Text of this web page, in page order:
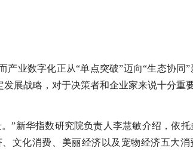
业数字化正从“单点突破”迈向“生态协同”
展战略，对于决策者和企业家来说十分重要
”新华指数研究院负责人李慧敏介绍，依托
文化消费、美丽经济以及宠物经济五大消